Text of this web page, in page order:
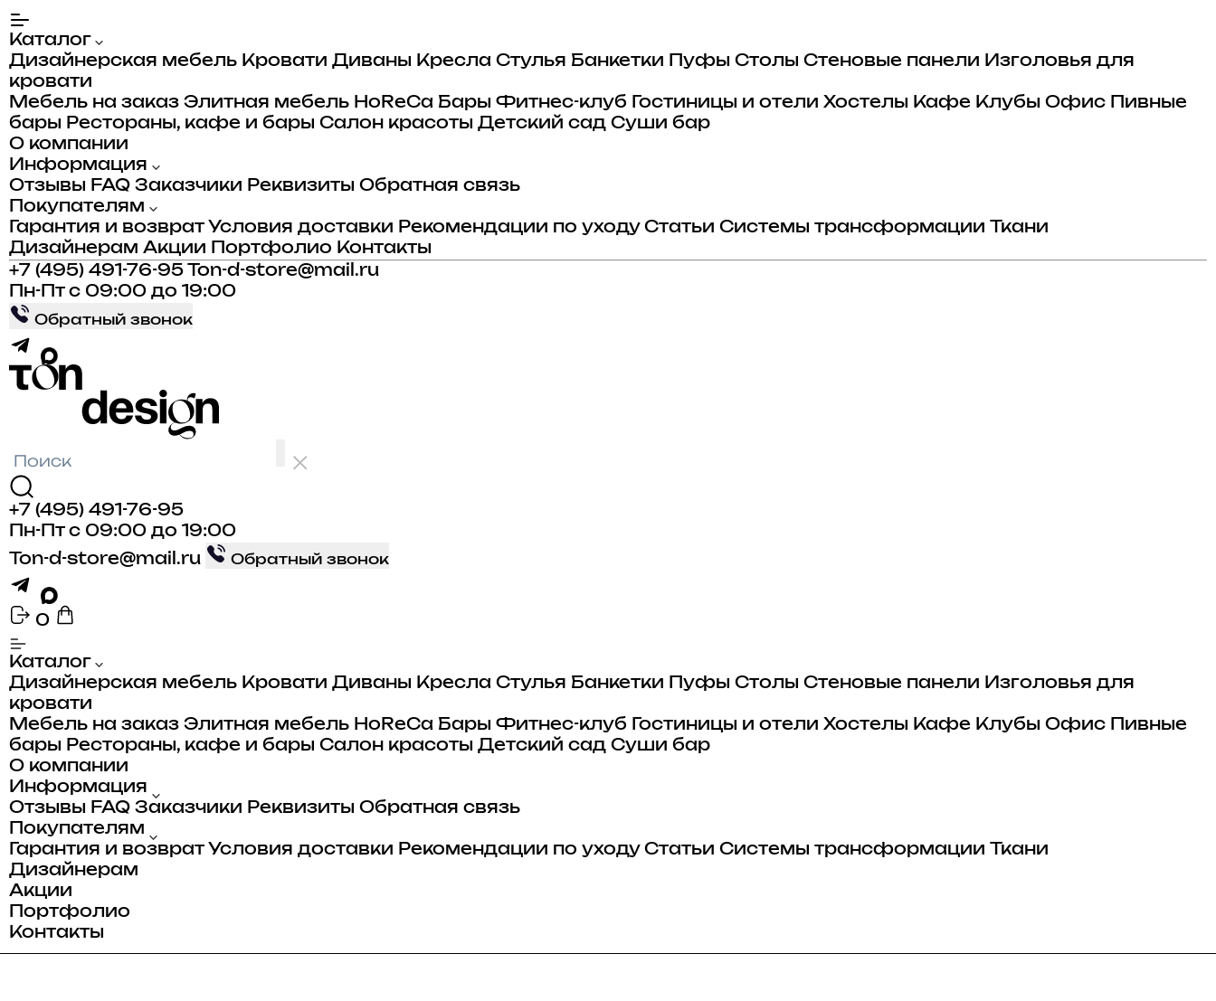
Каталог
Дизайнерская мебель Кровати Диваны Кресла Стулья Банкетки Пуфы Столы Стеновые панели Изголовья для
кровати
Мебель на заказ Элитная мебель HoReCa Бары Фитнес-клуб Гостиницы и отели Хостелы Кафе Клубы Офис
Пивные
бары Рестораны, кафе и бары Салон красоты Детский сад Суши бар
О компании
Информация
Отзывы FAQ Заказчики Реквизиты Обратная связь
Покупателям
Гарантия и возврат Условия доставки Рекомендации по уходу Статьи Системы трансформации
Ткани
Дизайнерам Акции Портфолио Контакты
+7 (495) 491-76-95
Ton-d-store@mail.ru
Пн-Пт с 09:00 до 19:00
Обратный звонок
+7 (495) 491-76-95
Пн-Пт с 09:00 до 19:00
Ton-d-store@mail.ru
Обратный звонок
0
Каталог
Дизайнерская мебель Кровати Диваны Кресла Стулья Банкетки Пуфы Столы Стеновые панели Изголовья для
кровати
Мебель на заказ Элитная мебель HoReCa Бары Фитнес-клуб Гостиницы и отели Хостелы Кафе Клубы Офис
Пивные
бары Рестораны, кафе и бары Салон красоты Детский сад Суши бар
О компании
Информация
Отзывы FAQ Заказчики Реквизиты Обратная связь
Покупателям
Гарантия и возврат Условия доставки Рекомендации по уходу Статьи Системы трансформации
Ткани
Дизайнерам
Акции
Портфолио
Контакты